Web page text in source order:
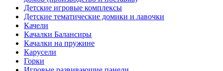
Детские игровые комплексы
Детские тематические домики и лавочки
Качели
Качалки Балансиры
Качалки на пружине
Карусели
Горки